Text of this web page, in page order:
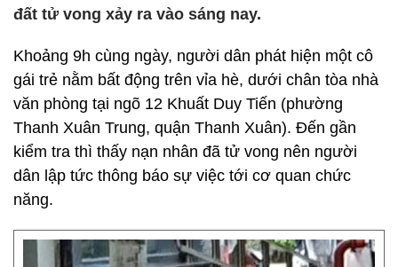
đất tử vong xảy ra vào sáng nay.
Khoảng 9h cùng ngày, người dân phát hiện một cô
gái trẻ nằm bất động trên vỉa hè, dưới chân tòa nhà
văn phòng tại ngõ 12 Khuất Duy Tiến (phường
Thanh Xuân Trung, quận Thanh Xuân). Đến gần
kiểm tra thì thấy nạn nhân đã tử vong nên người
dân lập tức thông báo sự việc tới cơ quan chức
năng.